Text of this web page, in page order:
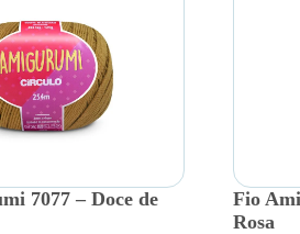
7077 – Doce de
Fio
Rosa